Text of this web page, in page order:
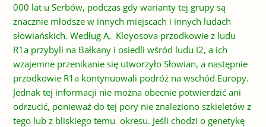
000 lat u Serbów, podczas gdy warianty tej grupy są
znacznie młodsze w innych miejscach i innych ludach
słowiańskich. Według A. Kloyosova przodkowie z ludu
R1a przybyli na Bałkany i osiedli wśród ludu I2, a ich
wzajemne przenikanie się utworzyło Słowian, a następnie
przodkowie R1a kontynuowali podróż na wschód Europy.
Jednak tej informacji nie można obecnie potwierdzić ani
odrzucić, ponieważ do tej pory nie znaleziono szkieletów z
tego lub z bliskiego temu okresu. Jeśli chodzi o genetykę